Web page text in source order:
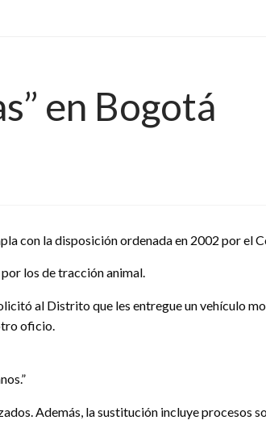
en Bogotá
con la disposición ordenada en 2002 por el
los de tracción animal.
al Distrito que les entregue un vehículo
oficio.
Además, la sustitución incluye procesos